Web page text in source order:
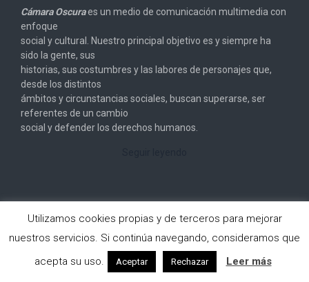
Cámara Oscuraes un medio de comunicación multimedia con
enfoque
social y cultural. Nuestro principal objetivo es y siempre ha
sido la gente, sus
historias, sus costumbres y las labores de personajes que,
desde los distintos
ámbitos y circunstancias sociales, buscan superarse, ser
referentes de un cambio
social y defender los derechos humanos.
Copyright © 2026Cámara Oscura. All rights reserved.
Designed by
FameThemes
Utilizamos cookies propias y de terceros para mejorar
nuestros servicios. Si continúa navegando, consideramos que
acepta su uso.
Aceptar Rechazar Leer más